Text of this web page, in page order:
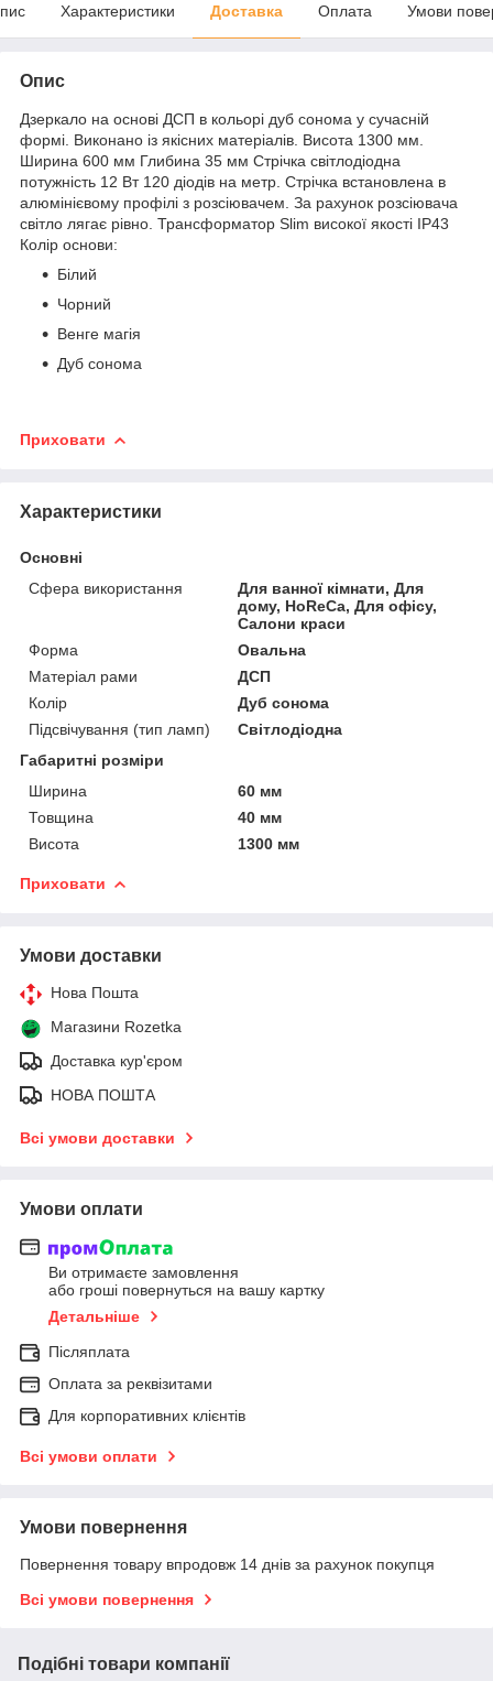
Характеристики Доставка Оплата Умови
Опис
Дзеркало на основі ДСП в кольорі дуб сонома у сучасній
формі. Виконано із якісних матеріалів. Висота 1300 мм.
Ширина 600 мм Глибина 35 мм Cтрічка світлодіодна
потужність 12 Вт 120 діодів на метр. Стрічка встановлена ​​в
алюмінієвому профілі з розсіювачем. За рахунок розсіювача
світло лягає рівно. Трансформатор Slim високої якості IP43
Колір основи:
Білий
Чорний
Венге магія
Дуб сонома
Приховати
Характеристики
Основні
Сфера використання
Для ванної кімнати, Для
дому, HoReCa, Для офісу,
Салони краси
Форма
Овальна
Матеріал рами
ДСП
Колір
Дуб сонома
Підсвічування (тип ламп)
Світлодіодна
Габаритні розміри
Ширина
60 мм
Товщина
40 мм
Висота
1300 мм
Приховати
Умови доставки
Нова Пошта
Магазини Rozetka
Доставка кур'єром
НОВА ПОШТА
Всі умови доставки
Умови оплати
Ви отримаєте замовлення
або гроші повернуться на вашу картку
Детальніше
Післяплата
Оплата за реквізитами
Для корпоративних клієнтів
Всі умови оплати
Умови повернення
Повернення товару впродовж 14 днів за рахунок покупця
Всі умови повернення
Подібні товари компанії